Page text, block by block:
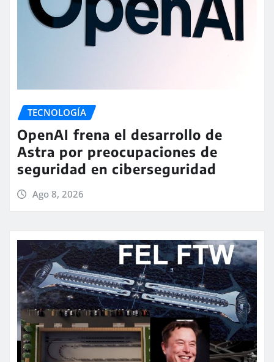
TECNOLOGÍA
OpenAI frena el desarrollo de
Astra por preocupaciones de
seguridad en ciberseguridad
Ago 8, 2026